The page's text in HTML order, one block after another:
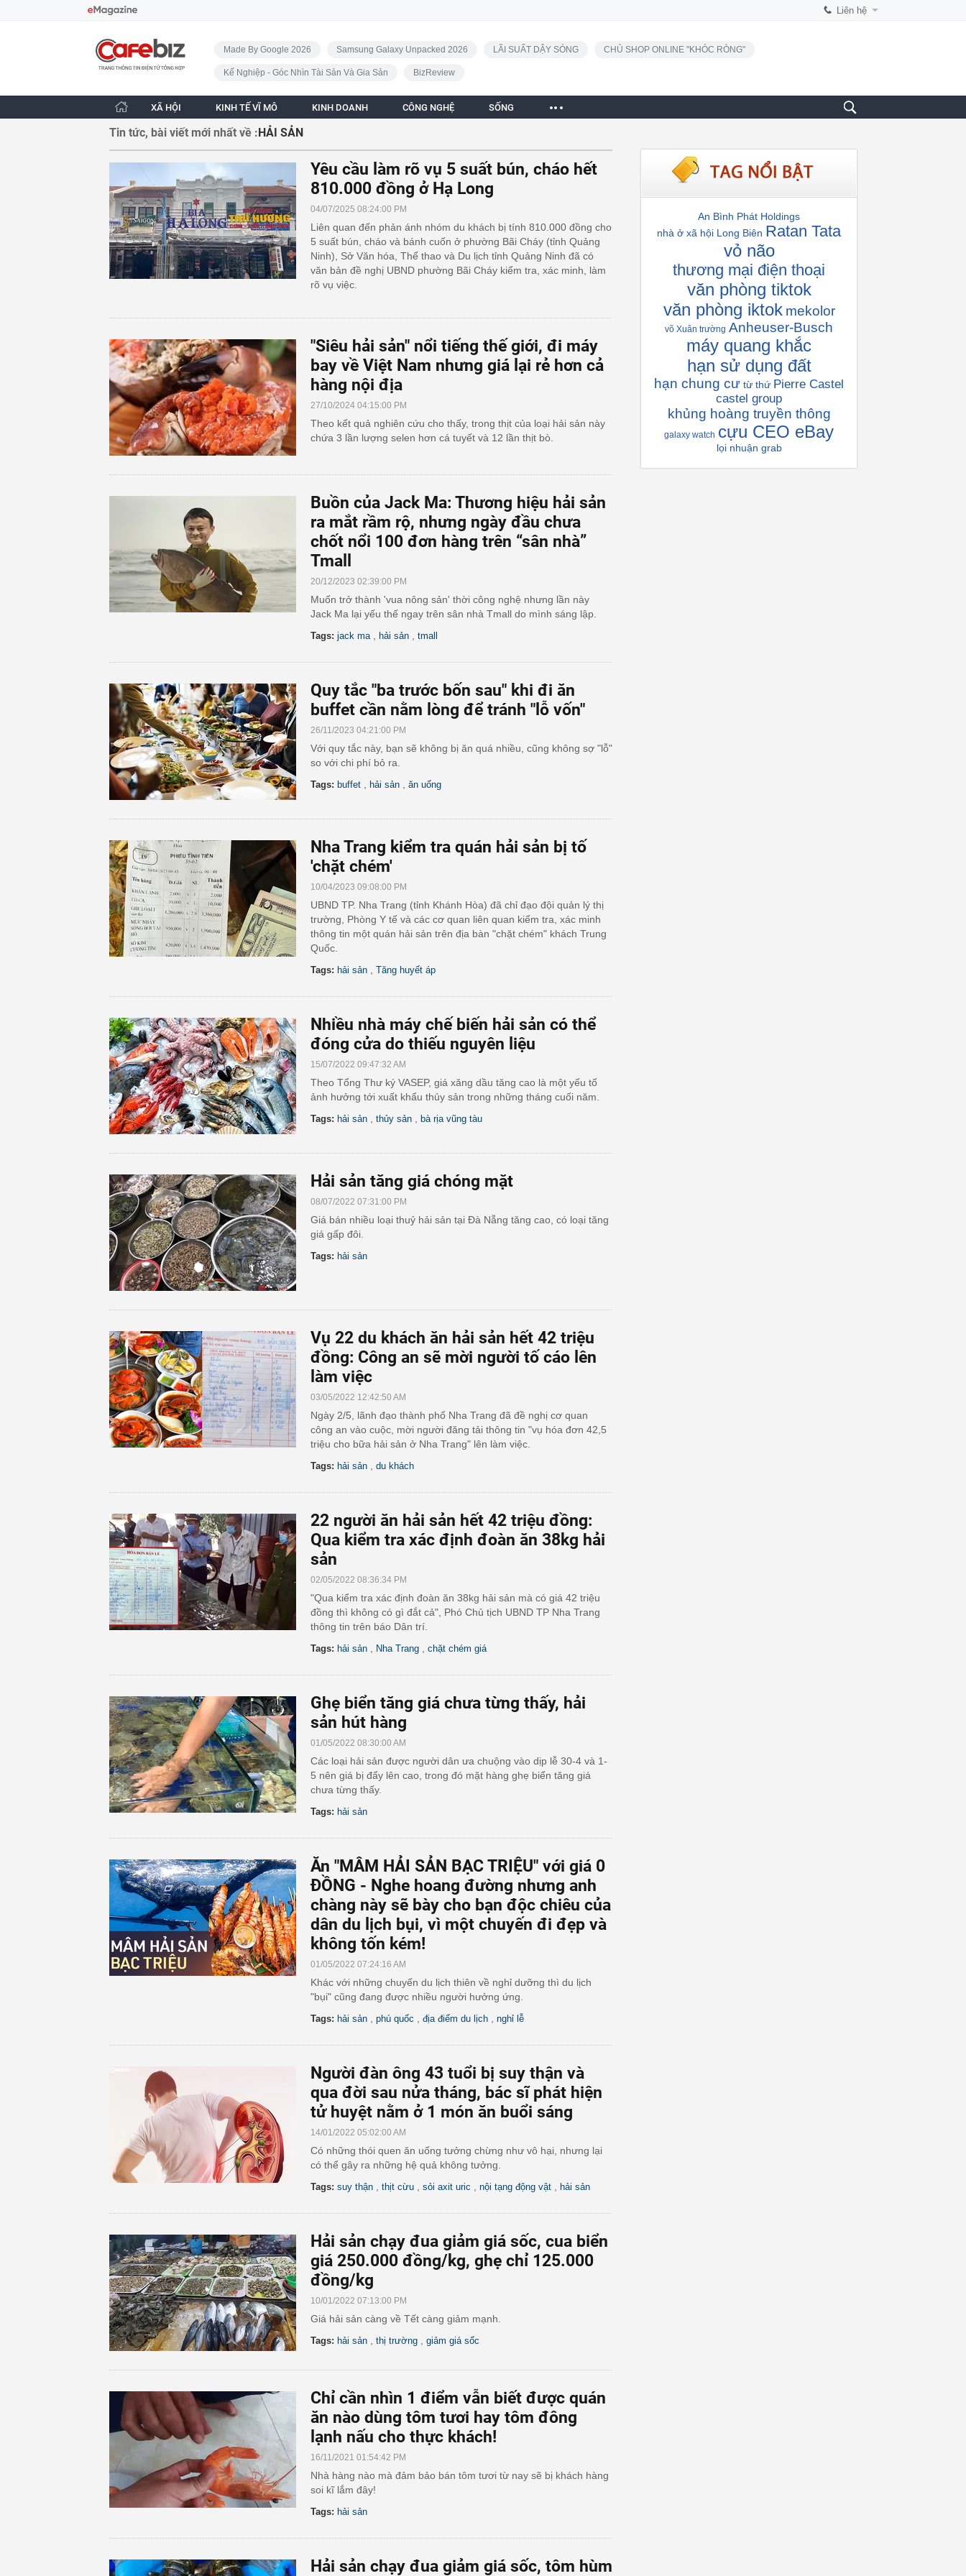
Liên hệ
CafeBiz - Trang chủ
Made By Google 2026
Samsung Galaxy Unpacked 2026 LÃI SUẤT DẬY SÓNG CHỦ SHOP ONLINE "KHÓC RÒNG"
Kế Nghiệp - Góc Nhìn Tài Sản Và Gia Sản BizReview
XÃ HỘI KINH TẾ VĨ MÔ KINH DOANH CÔNG NGHỆ SỐNG
Tin tức, bài viết mới nhất về :HẢI SẢN
Yêu cầu làm rõ vụ 5 suất bún, cháo hết
810.000 đồng ở Hạ Long
04/07/2025 08:24:00 PM
Liên quan đến phản ánh nhóm du khách bị tính 810.000 đồng cho
5 suất bún, cháo và bánh cuốn ở phường Bãi Cháy (tỉnh Quảng
Ninh), Sở Văn hóa, Thể thao và Du lịch tỉnh Quảng Ninh đã có
văn bản đề nghị UBND phường Bãi Cháy kiểm tra, xác minh, làm
rõ vụ việc.
"Siêu hải sản" nổi tiếng thế giới, đi máy
bay về Việt Nam nhưng giá lại rẻ hơn cả
hàng nội địa
27/10/2024 04:15:00 PM
Theo kết quả nghiên cứu cho thấy, trong thịt của loại hải sản này
chứa 3 lần lượng selen hơn cá tuyết và 12 lần thịt bò.
Buồn của Jack Ma: Thương hiệu hải sản
ra mắt rầm rộ, nhưng ngày đầu chưa
chốt nổi 100 đơn hàng trên “sân nhà”
Tmall
20/12/2023 02:39:00 PM
Muốn trở thành 'vua nông sản' thời công nghệ nhưng lần này
Jack Ma lại yếu thế ngay trên sân nhà Tmall do mình sáng lập.
Tags: jack ma hải sản tmall
Quy tắc "ba trước bốn sau" khi đi ăn
buffet cần nằm lòng để tránh "lỗ vốn"
26/11/2023 04:21:00 PM
Với quy tắc này, bạn sẽ không bị ăn quá nhiều, cũng không sợ "lỗ"
so với chi phí bỏ ra.
Tags: buffet hải sản ăn uống
Nha Trang kiểm tra quán hải sản bị tố
'chặt chém'
10/04/2023 09:08:00 PM
UBND TP. Nha Trang (tỉnh Khánh Hòa) đã chỉ đạo đội quản lý thị
trường, Phòng Y tế và các cơ quan liên quan kiểm tra, xác minh
thông tin một quán hải sản trên địa bàn "chặt chém" khách Trung
Quốc.
Tags: hải sản Tăng huyết áp
Nhiều nhà máy chế biến hải sản có thể
đóng cửa do thiếu nguyên liệu
15/07/2022 09:47:32 AM
Theo Tổng Thư ký VASEP, giá xăng dầu tăng cao là một yếu tố
ảnh hưởng tới xuất khẩu thủy sản trong những tháng cuối năm.
Tags: hải sản thủy sản bà rịa vũng tàu
Hải sản tăng giá chóng mặt
08/07/2022 07:31:00 PM
Giá bán nhiều loại thuỷ hải sản tại Đà Nẵng tăng cao, có loại tăng
giá gấp đôi.
Tags: hải sản
Vụ 22 du khách ăn hải sản hết 42 triệu
đồng: Công an sẽ mời người tố cáo lên
làm việc
03/05/2022 12:42:50 AM
Ngày 2/5, lãnh đạo thành phố Nha Trang đã đề nghị cơ quan
công an vào cuộc, mời người đăng tải thông tin "vụ hóa đơn 42,5
triệu cho bữa hải sản ở Nha Trang" lên làm việc.
Tags: hải sản du khách
22 người ăn hải sản hết 42 triệu đồng:
Qua kiểm tra xác định đoàn ăn 38kg hải
sản
02/05/2022 08:36:34 PM
"Qua kiểm tra xác định đoàn ăn 38kg hải sản mà có giá 42 triệu
đồng thì không có gì đắt cả", Phó Chủ tịch UBND TP Nha Trang
thông tin trên báo Dân trí.
Tags: hải sản Nha Trang chặt chém giá
Ghẹ biển tăng giá chưa từng thấy, hải
sản hút hàng
01/05/2022 08:30:00 AM
Các loại hải sản được người dân ưa chuộng vào dịp lễ 30-4 và 1-
5 nên giá bị đẩy lên cao, trong đó mặt hàng ghẹ biển tăng giá
chưa từng thấy.
Tags: hải sản
Ăn "MÂM HẢI SẢN BẠC TRIỆU" với giá 0
ĐỒNG - Nghe hoang đường nhưng anh
chàng này sẽ bày cho bạn độc chiêu của
dân du lịch bụi, vì một chuyến đi đẹp và
không tốn kém!
01/05/2022 07:24:16 AM
Khác với những chuyến du lịch thiên về nghỉ dưỡng thì du lịch
"bụi" cũng đang được nhiều người hưởng ứng.
Tags: hải sản phú quốc địa điểm du lịch nghỉ lễ
Người đàn ông 43 tuổi bị suy thận và
qua đời sau nửa tháng, bác sĩ phát hiện
tử huyệt nằm ở 1 món ăn buổi sáng
14/01/2022 05:02:00 AM
Có những thói quen ăn uống tưởng chừng như vô hại, nhưng lại
có thể gây ra những hệ quả không tưởng.
Tags: suy thận thịt cừu sỏi axit uric nội tạng động vật hải sản
Hải sản chạy đua giảm giá sốc, cua biển
giá 250.000 đồng/kg, ghẹ chỉ 125.000
đồng/kg
10/01/2022 07:13:00 PM
Giá hải sản càng về Tết càng giảm mạnh.
Tags: hải sản thị trường giảm giá sốc
Chỉ cần nhìn 1 điểm vẫn biết được quán
ăn nào dùng tôm tươi hay tôm đông
lạnh nấu cho thực khách!
16/11/2021 01:54:42 PM
Nhà hàng nào mà đảm bảo bán tôm tươi từ nay sẽ bị khách hàng
soi kĩ lắm đây!
Tags: hải sản
Hải sản chạy đua giảm giá sốc, tôm hùm
An Bình Phát Holdings
nhà ở xã hội Long Biên Ratan Tata
vỏ não
thương mại điện thoại
văn phòng tiktok
văn phòng iktok mekolor
võ Xuân trường Anheuser-Busch
máy quang khắc
hạn sử dụng đất
hạn chung cư từ thứ Pierre Castel
castel group
khủng hoàng truyền thông
galaxy watch cựu CEO eBay
lọi nhuận grab